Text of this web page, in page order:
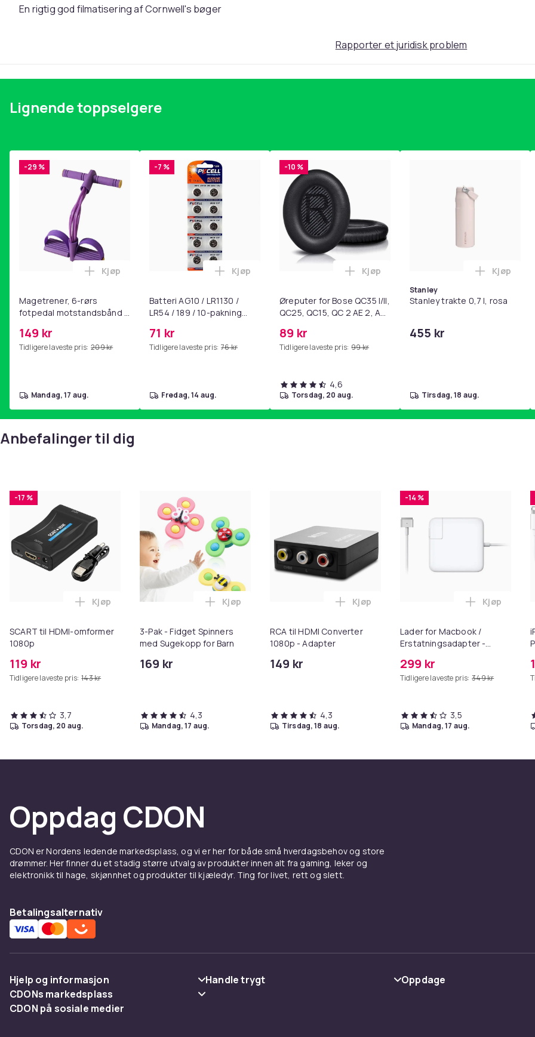
Produktsikkerhetsinformasjon
En rigtig god filmatisering af Cornwell's bøger
Rapporter et juridisk problem
Lignende toppselgere
-29 %
Magetrener, 6-rørs
fotpedal motstandsbånd -
yoga og
hjemmegymnastikk Purple
149 kr
Tidligere laveste pris: 209 kr
Legg Magetrener, 6-rørs fotpedal motstandsbånd - mage- og kjernetrening, yoga og
Kjøp
mandag, 17 aug.
-7 %
Batteri AG10 / LR1130 /
LR54 / 189 / 10-pakning
71 kr
Tidligere laveste pris: 76 kr
Legg Batteri AG10 / LR1130 / LR54 / 189 / 10-pakning PKcell i
Kjøp
fredag, 14 aug.
-10 %
Øreputer for Bose QC35 I/II,
QC25, QC15, QC 2 AE 2, AE
SoundLink Black
89 kr
Tidligere laveste pris: 99 kr
Legg Øreputer for Bose QC35 I/II, QC25,
Kjøp
4,6
torsdag, 20 aug.
Stanley
Stanley trakte 0,7 l, rosa
455 kr
Legg
Kjøp
tirsdag, 18 aug.
Anbefalinger til dig
-17 %
SCART til HDMI-omformer
1080p
119 kr
Tidligere laveste pris: 143 kr
Legg SCART til HDMI-omformer 1080p i handlekurven
Kjøp
3,7
torsdag, 20 aug.
3-Pak - Fidget Spinners
med Sugekopp for Barn
169 kr
Legg 3-Pak - Fidget Spinners med Sugekopp for Barn i handlekurven
Kjøp
4,3
mandag, 17 aug.
RCA til HDMI Converter
1080p - Adapter
149 kr
Legg RCA til HDMI Converter 1080p -
Kjøp
4,3
tirsdag, 18 aug.
-14 %
Lader for Macbook /
Erstatningsadapter -
299 kr
Tidligere laveste pris: 349 kr
Legg Lader
Kjøp
3,5
mandag, 17 aug.
Oppdag CDON
CDON er Nordens ledende markedsplass, og vi er her for både små hverdagsbehov og store
drømmer. Her finner du et stadig større utvalg av produkter innen alt fra gaming, leker og
elektronikk til hage, skjønnhet og produkter til kjæledyr. Ting for livet, rett og slett.
Betalingsalternativ
Hjelp og informasjon
Vanlige spørsmål
Handle trygt
Oppdage
CDONs markedsplass
Merchant Help Center
CDON på sosiale medier